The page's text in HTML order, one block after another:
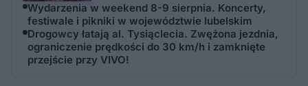
Wydarzenia w weekend 8-9 sierpnia. Koncerty,
festiwale i pikniki w województwie lubelskim
Drogowcy łatają al. Tysiąclecia. Zwężona jezdnia,
ograniczenie prędkości do 30 km/h i zamknięte
przejście przy VIVO!